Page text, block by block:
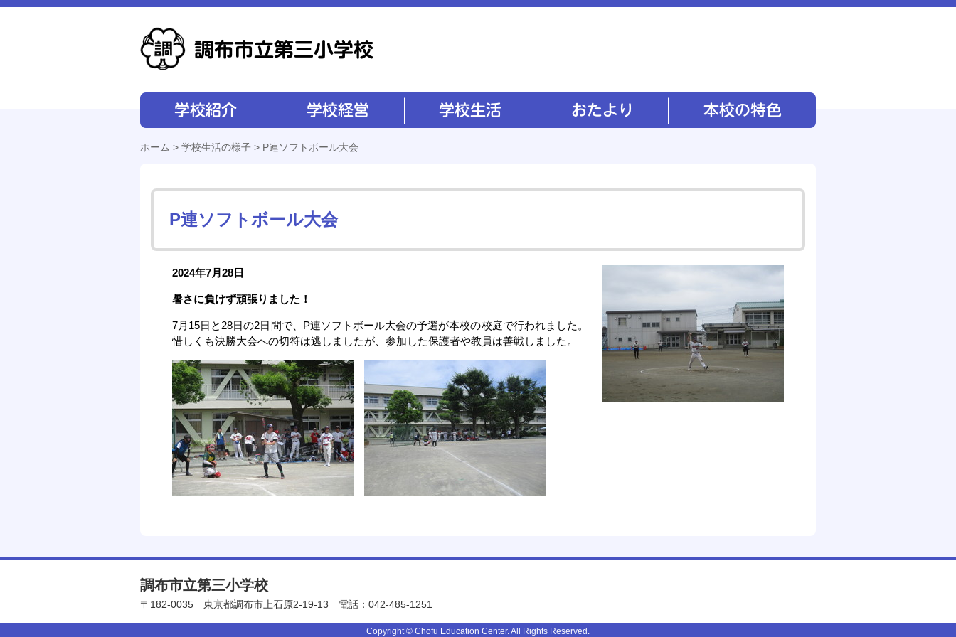
ホーム > 学校生活の様子 > P連ソフトボール大会
P連ソフトボール大会
2024年7月28日
暑さに負けず頑張りました！
7月15日と28日の2日間で、P連ソフトボール大会の予選が本校の校庭で行われました。
惜しくも決勝大会への切符は逃しましたが、参加した保護者や教員は善戦しました。
調布市立第三小学校
〒182-0035 東京都調布市上石原2-19-13 電話：042-485-1251
Copyright © Chofu Education Center. All Rights Reserved.